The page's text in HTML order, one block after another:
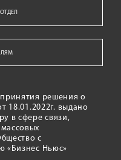
решения о
18.01.2022г. выдано
в сфере связи,
с
«Бизнес Ньюс»